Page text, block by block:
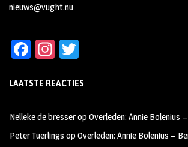
nieuws@vught.nu
Fa
b
oo
k
In
ag
m
tt
LAATSTE REACTIES
Nelleke de bresseropOverleden: Annie Bolenius
Peter Tuerlings opOverleden: Annie Bolenius –